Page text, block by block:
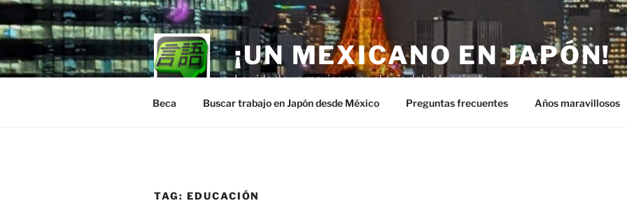
Skip
to
content
¡UN MEXICANO EN JAPÓN!
La vida de un mexicano en el país del sol naciente.
Beca Buscar trabajo en Japón desde México Preguntas frecuentes Años maravillosos
TAG: EDUCACIÓN